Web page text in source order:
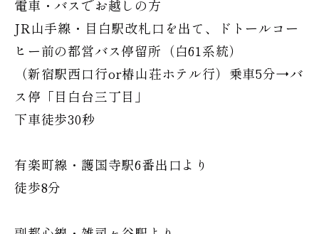
電車・バスでお越しの方
JR山手線・目白駅改札口を出て、ドトールコー
ヒー前の都営バス停留所（白61系統）
（新宿駅西口行or椿山荘ホテル行）乗車5分→バ
ス停「目白台三丁目」
下車徒歩30秒
有楽町線・護国寺駅6番出口より
徒歩8分